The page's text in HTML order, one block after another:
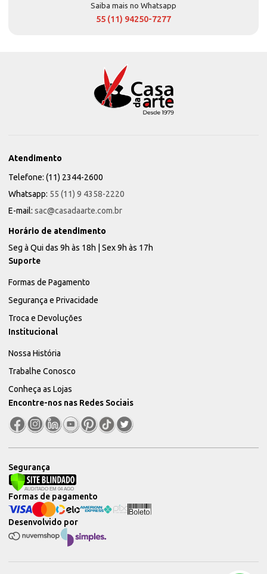
Saiba mais no Whatsapp
55 (11) 94250-7277
Atendimento
Telefone: (11) 2344-2600
Whatsapp: 55 (11) 9 4358-2220
E-mail: sac@casadaarte.com.br
Horário de atendimento
Seg à Qui das 9h às 18h | Sex 9h às 17h
Suporte
Formas de Pagamento
Segurança e Privacidade
Troca e Devoluções
Institucional
Nossa História
Trabalhe Conosco
Conheça as Lojas
Encontre-nos nas Redes Sociais
Segurança
Desenvolvido por
Formas de pagamento